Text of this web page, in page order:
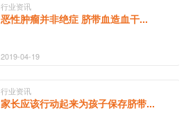
行业资讯
恶性肿瘤并非绝症 脐带血造血干...
2019-04-19
行业资讯
家长应该行动起来为孩子保存脐带...